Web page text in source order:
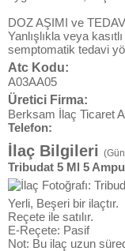
DOZ AŞIMI ve
Yanlışlıkla veya
semptomatik tedavi
Atc Kodu:
A03AA05
Üretici Firma:
Berksam İlaç Ticaret
Telefon:
İlaç Bilgileri
Tribudat 5 Ml 5
Yerli, Beşeri bir ilaçtır.
Reçete ile satılır.
E-Reçete: Pasif
Not: Bu ilaç uzun